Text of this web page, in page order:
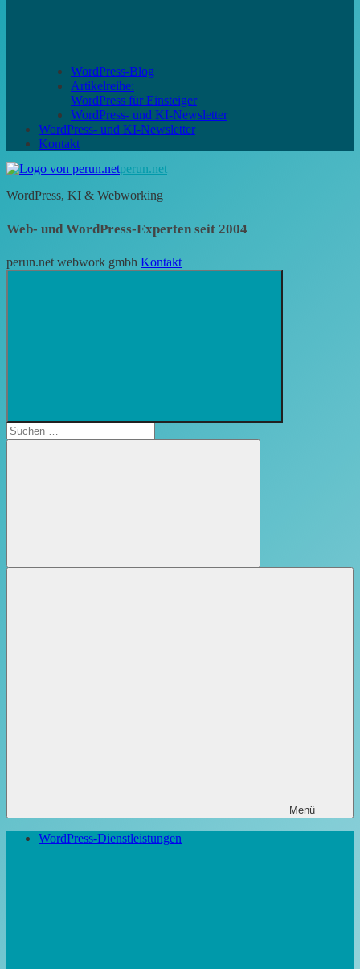
WordPress-Blog
Artikelreihe:
WordPress für Einsteiger
WordPress- und KI-Newsletter
WordPress- und KI-Newsletter
Kontakt
perun.net
WordPress, KI & Webworking
Web- und WordPress-Experten seit 2004
perun.net webwork gmbh Kontakt
öffnen
Suchen
nach:
Suchen
Menü
WordPress-Dienstleistungen